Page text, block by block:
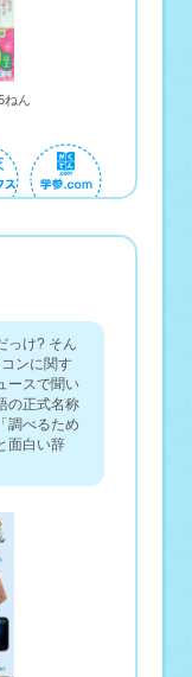
ねん
っけ? そん
ンに関す
ースで聞い
の正式名称
調べるため
面白い辞